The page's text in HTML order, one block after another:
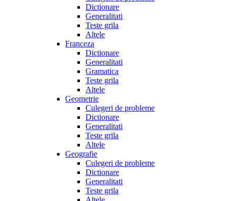
Dictionare
Generalitati
Teste grila
Altele
Franceza
Dictionare
Generalitati
Gramatica
Teste grila
Altele
Geometrie
Culegeri de probleme
Dictionare
Generalitati
Teste grila
Altele
Geografie
Culegeri de probleme
Dictionare
Generalitati
Teste grila